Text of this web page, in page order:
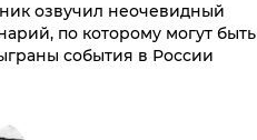
озвучил неочевидный
по которому могут быть
события в России